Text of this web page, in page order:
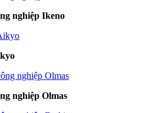
nghiệp Ikeno
nghiệp Olmas